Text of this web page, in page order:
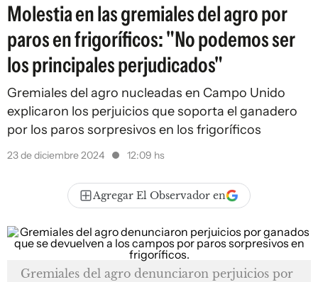
Molestia en las gremiales del agro por
paros en frigoríficos: "No podemos ser
los principales perjudicados"
Gremiales del agro nucleadas en Campo Unido
explicaron los perjuicios que soporta el ganadero
por los paros sorpresivos en los frigoríficos
23 de diciembre 2024 12:09 hs
Agregar El Observador en
Gremiales del agro denunciaron perjuicios por